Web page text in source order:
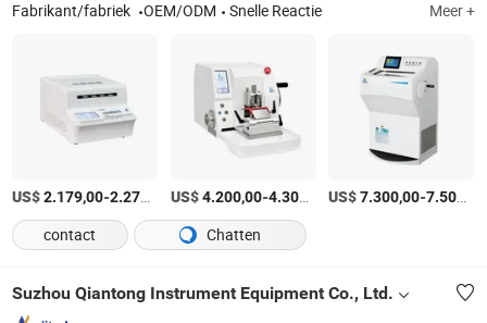
Fabrikant/fabriek OEM/ODM Snelle Reactie Meer +
US$2.179,00-2.279,00 /set
US$4.200,00-4.300,00 /Stuk
US$7.300,00-7.500,00
contact
Chatten
Suzhou Qiantong Instrument Equipment Co., Ltd.